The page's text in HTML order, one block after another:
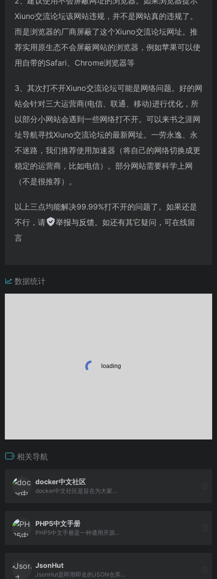
Xiuno交流论坛该网站违规，并不是网站真的违规了。
而是浏览器的厂商屏蔽了这个Xiuno交流论坛网址。推
荐实用原生态不会屏蔽网站的浏览器，例如苹果可以使
用自带的Safari、Chrome浏览器等
3、其次打不开Xiuno交流论坛可能是网络问题。好的网
站会针对三大运营商(电信、联通、移动)进行优化，所
以部分小网站会遇到一些网络打不开。可以来书之涯网
址导航寻找Xiuno交流论坛的最新网址。一劳永逸、永
不迷路，我们推荐使用加速器（将自己的网络切换成更
稳定的运营商，比如电信）。部分网站需要科学上网
（不是很推荐）。
以上三点均能解决99.99%打不开的问题了。如果还是
不行，请
举报与反馈。如还有其它疑问，可在线留
言
数据统计
相关导航
docker中文社区
docker中文社区是旨在为大家...
PHP5中文手册
PHP5中文手册是一种通用开源...
JsonHut
JsonHut是即用即走的JSON仓库...